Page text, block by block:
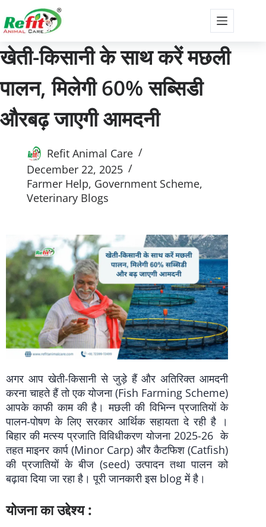
खेती-किसानी के साथ करें मछली
पालन, मिलेगी 60% सब्सिडी
औरबढ़ जाएगी आमदनी
Refit Animal Care
December 22, 2025
Farmer Help, Government Scheme,
Veterinary Blogs
अगर आप खेती-किसानी से जुड़े हैं और अतिरिक्त आमदनी
करना चाहते हैं तो एक योजना (Fish Farming Scheme)
आपके काफी काम की है। मछली की विभिन्न प्रजातियों के
पालन-पोषण के लिए सरकार आर्थिक सहायता दे रही है ।
बिहार की मत्स्य प्रजाति विविधीकरण योजना 2025-26 के
तहत माइनर कार्प (Minor Carp) और कैटफिश (Catfish)
की प्रजातियों के बीज (seed) उत्पादन तथा पालन को
बढ़ावा दिया जा रहा है। पूरी जानकारी इस blog में है।
योजना का उद्देश्य :